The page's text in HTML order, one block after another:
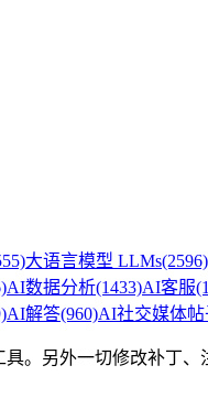
大语言模型 LLMs(2596)
AI数据分析(1433)AI客服
AI解答(960)AI社交媒体
。另外一切修改补丁